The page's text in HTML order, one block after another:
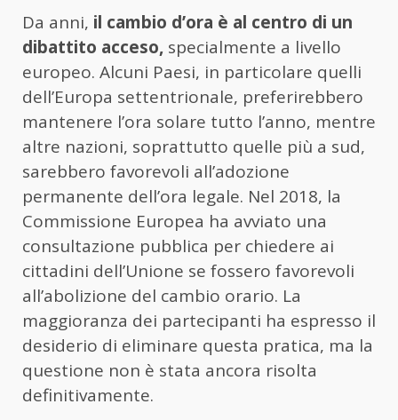
Da anni, il cambio d’ora è al centro di un
dibattito acceso, specialmente a livello
europeo. Alcuni Paesi, in particolare quelli
dell’Europa settentrionale, preferirebbero
mantenere l’ora solare tutto l’anno, mentre
altre nazioni, soprattutto quelle più a sud,
sarebbero favorevoli all’adozione
permanente dell’ora legale. Nel 2018, la
Commissione Europea ha avviato una
consultazione pubblica per chiedere ai
cittadini dell’Unione se fossero favorevoli
all’abolizione del cambio orario. La
maggioranza dei partecipanti ha espresso il
desiderio di eliminare questa pratica, ma la
questione non è stata ancora risolta
definitivamente.